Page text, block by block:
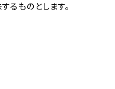
るものとします。